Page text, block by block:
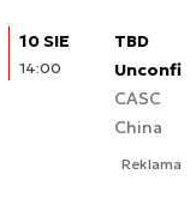
10 SIE
14:00
TBD
CASC
China
Reklama